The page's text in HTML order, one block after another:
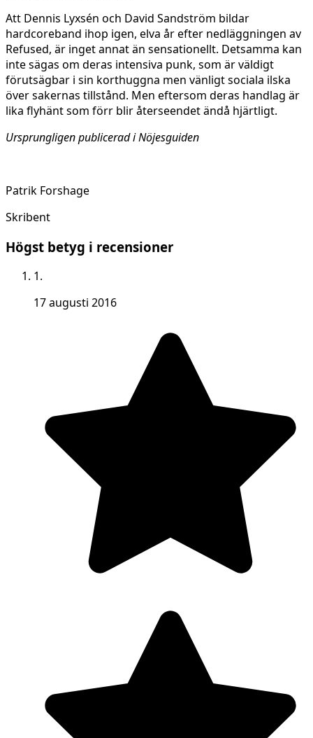
Att Dennis Lyxsén och David Sandström bildar
hardcoreband ihop igen, elva år efter nedläggningen av
Refused, är inget annat än sensationellt. Detsamma kan
inte sägas om deras intensiva punk, som är väldigt
förutsägbar i sin korthuggna men vänligt sociala ilska
över sakernas tillstånd. Men eftersom deras handlag är
lika flyhänt som förr blir återseendet ändå hjärtligt.
Ursprungligen publicerad i Nöjesguiden
Patrik Forshage
Skribent
Högst betyg i recensioner
1.
17 augusti 2016